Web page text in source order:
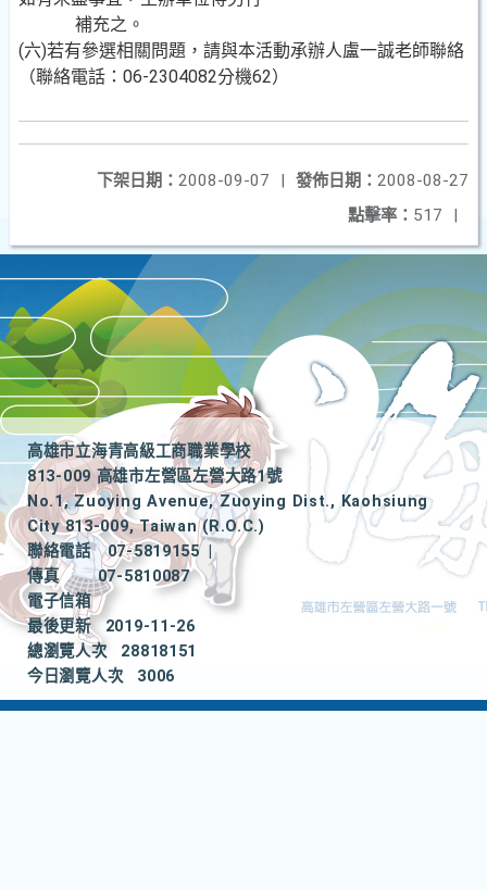
補充之。
(六)若有參選相關問題，請與本活動承辦人盧一誠老師聯絡
（聯絡電話：06-2304082分機62）
發佈日期： 2008-08-27
下架日期： 2008-09-07
|
點擊率： 517 |
高雄市立海青高級工商職業學校
813-009 高雄市左營區左營大路1號
No.1, Zuoying Avenue, Zuoying Dist., Kaohsiung
City 813-009, Taiwan (R.O.C.)
聯絡電話
07-5819155
|
傳真
07-5810087
電子信箱
最後更新
2019-11-26
總瀏覽人次
28818151
今日瀏覽人次
3006